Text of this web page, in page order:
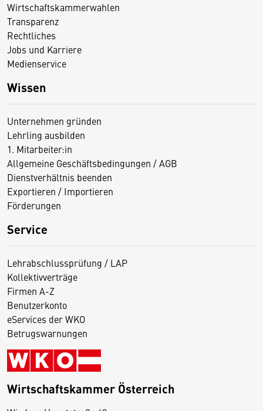
Wirtschaftskammerwahlen
Transparenz
Rechtliches
Jobs und Karriere
Medienservice
Wissen
Unternehmen gründen
Lehrling ausbilden
1. Mitarbeiter:in
Allgemeine Geschäftsbedingungen / AGB
Dienstverhältnis beenden
Exportieren / Importieren
Förderungen
Service
Lehrabschlussprüfung / LAP
Kollektivverträge
Firmen A-Z
Benutzerkonto
eServices der WKO
Betrugswarnungen
Wirtschaftskammer Österreich